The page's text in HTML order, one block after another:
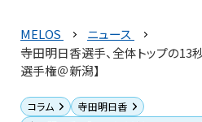
MELOS
ニュース
寺田明日香選手、全体トップの13
選手権＠新潟】
コラム
寺田明日香